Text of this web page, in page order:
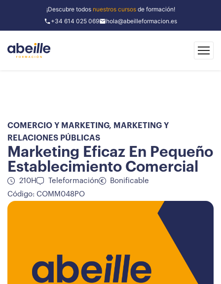
¡Descubre todos nuestros cursosde formación!
+34 614 025 069
hola@abeilleformacion.es
COMERCIO Y MARKETING, MARKETING Y
RELACIONES PÚBLICAS
Marketing Eficaz En Pequeño
Establecimiento Comercial
210H Teleformación
Bonificable
Código: COMM048PO